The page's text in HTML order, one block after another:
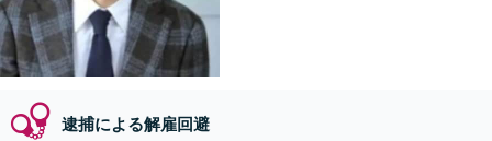
逮捕による解雇回避